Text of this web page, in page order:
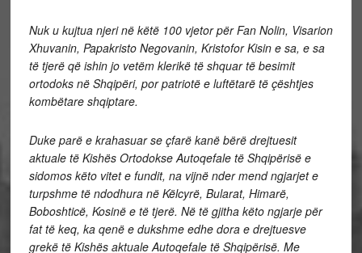
Nuk u kujtua njeri në këtë 100 vjetor për Fan Nolin, Visarion
Xhuvanin, Papakristo Negovanin, Kristofor Kisin e sa, e sa
të tjerë që ishin jo vetëm klerikë të shquar të besimit
ortodoks në Shqipëri, por patriotë e luftëtarë të çështjes
kombëtare shqiptare.
Duke parë e krahasuar se çfarë kanë bërë drejtuesit
aktuale të Kishës Ortodokse Autoqefale të Shqipërisë e
sidomos këto vitet e fundit, na vijnë nder mend ngjarjet e
turpshme të ndodhura në Këlcyrë, Bularat, Himarë,
Boboshticë, Kosinë e të tjerë. Në të gjitha këto ngjarje për
fat të keq, ka qenë e dukshme edhe dora e drejtuesve
grekë të Kishës aktuale Autoqefale të Shqipërisë. Me